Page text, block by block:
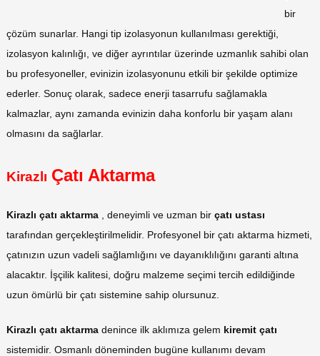
bir
çözüm sunarlar. Hangi tip izolasyonun kullanılması gerektiği,
izolasyon kalınlığı, ve diğer ayrıntılar üzerinde uzmanlık sahibi olan
bu profesyoneller, evinizin izolasyonunu etkili bir şekilde optimize
ederler. Sonuç olarak, sadece enerji tasarrufu sağlamakla
kalmazlar, aynı zamanda evinizin daha konforlu bir yaşam alanı
olmasını da sağlarlar.
Kirazlı Çatı Aktarma
Kirazlı çatı aktarma , deneyimli ve uzman bir çatı ustası
tarafından gerçekleştirilmelidir. Profesyonel bir çatı aktarma hizmeti,
çatınızın uzun vadeli sağlamlığını ve dayanıklılığını garanti altına
alacaktır. İşçilik kalitesi, doğru malzeme seçimi tercih edildiğinde
uzun ömürlü bir çatı sistemine sahip olursunuz.
Kirazlı çatı aktarma denince ilk aklımıza gelem kiremit çatı
sistemidir. Osmanlı döneminden bugüne kullanımı devam